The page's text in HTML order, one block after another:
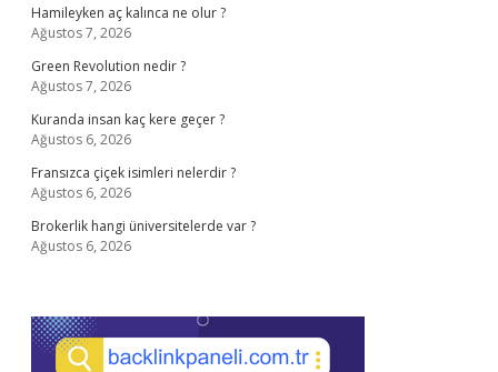
Hamileyken aç kalınca ne olur ?
Ağustos 7, 2026
Green Revolution nedir ?
Ağustos 7, 2026
Kuranda insan kaç kere geçer ?
Ağustos 6, 2026
Fransızca çiçek isimleri nelerdir ?
Ağustos 6, 2026
Brokerlik hangi üniversitelerde var ?
Ağustos 6, 2026